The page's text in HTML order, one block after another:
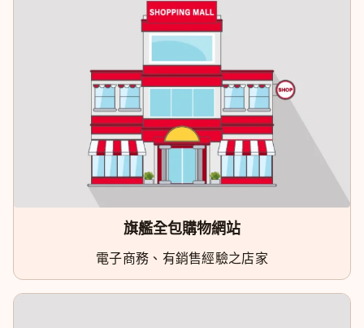
旗艦全包購物網站
電子商務、有銷售經驗之店家